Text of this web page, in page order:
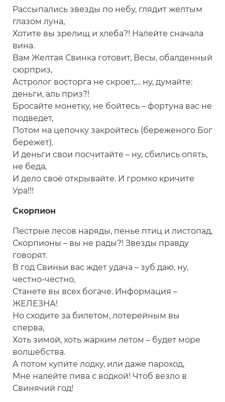
Рассыпались звезды по небу, глядит желтым
глазом луна,
Хотите вы зрелищ и хлеба?! Налейте сначала
вина.
Вам Желтая Свинка готовит, Весы, обалденный
сюрприз,
Астролог восторга не скроет,… ну, думайте:
деньги, аль приз?!
Бросайте монетку, не бойтесь – фортуна вас не
подведет,
Потом на цепочку закройтесь (береженого Бог
бережет).
И деньги свои посчитайте – ну, сбились опять,
не беда,
И дело своё открывайте. И громко кричите
Ура!!!
Скорпион
Пестрые лесов наряды, пенье птиц и листопад,
Скорпионы – вы не рады?! Звезды правду
говорят.
В год Свиньи вас ждет удача – зуб даю, ну,
честно-честно,
Станете вы всех богаче. Информация –
ЖЕЛЕЗНА!
Но сходите за билетом, лотерейным вы
сперва,
Хоть зимой, хоть жарким летом – будет море
волшебства.
А потом купите лодку, или даже пароход,
Мне налейте пива с водкой! Чтоб везло в
Свинячий год!